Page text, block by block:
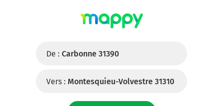
De : Carbonne 31390
Vers : Montesquieu-Volvestre 31310